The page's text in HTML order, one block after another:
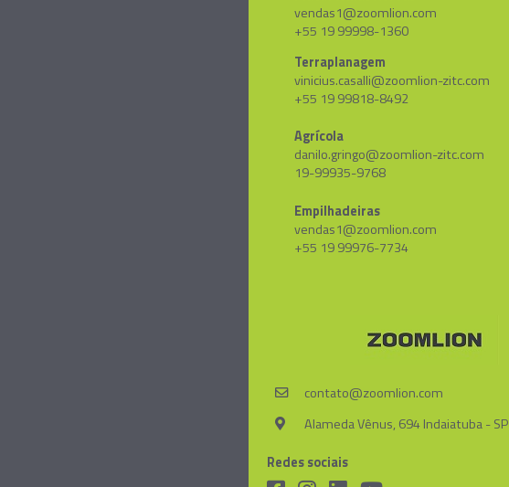
vendas1@zoomlion.com
+55 19 99998-1360
Terraplanagem
vinicius.casalli@zoomlion-zitc.com
+55 19 99818-8492
Agrícola
danilo.gringo@zoomlion-zitc.com
19-99935-9768
Empilhadeiras
vendas1@zoomlion.com
+55 19 99976-7734
contato@zoomlion.com
Alameda Vênus, 694 Indaiatuba - SP
Redes sociais